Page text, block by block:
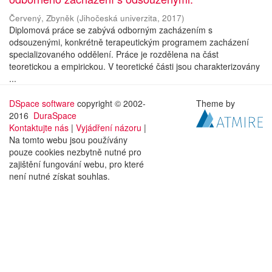
Červený, Zbyněk (Jihočeská univerzita, 2017)
Diplomová práce se zabývá odborným zacházením s
odsouzenými, konkrétně terapeutickým programem zacházení
specializovaného oddělení. Práce je rozdělena na část
teoretickou a empirickou. V teoretické části jsou charakterizovány
...
DSpace software copyright © 2002-
2016 DuraSpace
Kontaktujte nás | Vyjádření názoru |
Na tomto webu jsou používány
pouze cookies nezbytně nutné pro
zajištění fungování webu, pro které
není nutné získat souhlas.
Theme by